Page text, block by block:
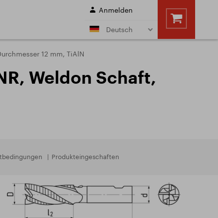
Anmelden
Deutsch
12 mm, TiAlN
Weldon Schaft,
Produkteingeschaften